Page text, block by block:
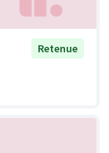
Retenue